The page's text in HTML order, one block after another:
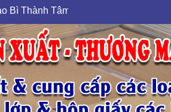
- MST 0313489420